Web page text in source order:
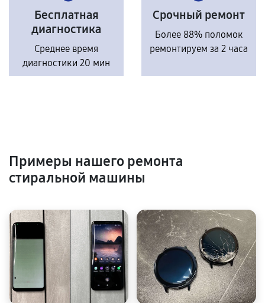
Бесплатная
диагностика
Среднее время
диагностики 20 мин
Срочный ремонт
Более 88% поломок
ремонтируем за 2 часа
Примеры нашего ремонта
стиральной машины